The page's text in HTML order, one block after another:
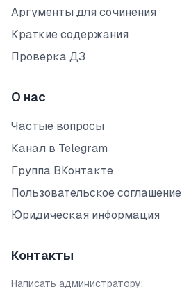
Аргументы для сочинения
Краткие содержания
Проверка ДЗ
О нас
Частые вопросы
Канал в Telegram
Группа ВКонтакте
Пользовательское соглашение
Юридическая информация
Контакты
Написать администратору: